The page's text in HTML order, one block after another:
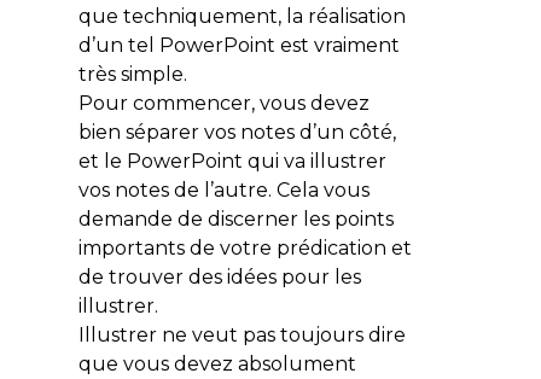
que techniquement, la réalisation
d’un tel PowerPoint est vraiment
très simple.
Pour commencer, vous devez
bien séparer vos notes d’un côté,
et le PowerPoint qui va illustrer
vos notes de l’autre. Cela vous
demande de discerner les points
importants de votre prédication et
de trouver des idées pour les
illustrer.
Illustrer ne veut pas toujours dire
que vous devez absolument